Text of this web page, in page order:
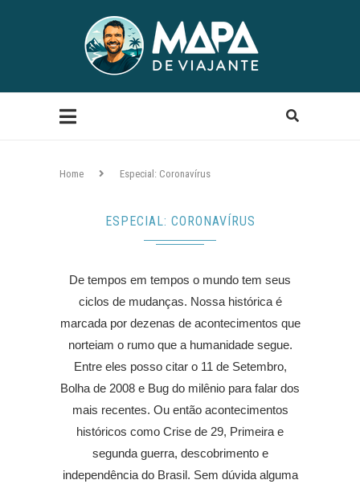
Home Especial: Coronavírus
ESPECIAL: CORONAVÍRUS
De tempos em tempos o mundo tem seus
ciclos de mudanças. Nossa histórica é
marcada por dezenas de acontecimentos que
norteiam o rumo que a humanidade segue.
Entre eles posso citar o 11 de Setembro,
Bolha de 2008 e Bug do milênio para falar dos
mais recentes. Ou então acontecimentos
históricos como Crise de 29, Primeira e
segunda guerra, descobrimento e
independência do Brasil. Sem dúvida alguma